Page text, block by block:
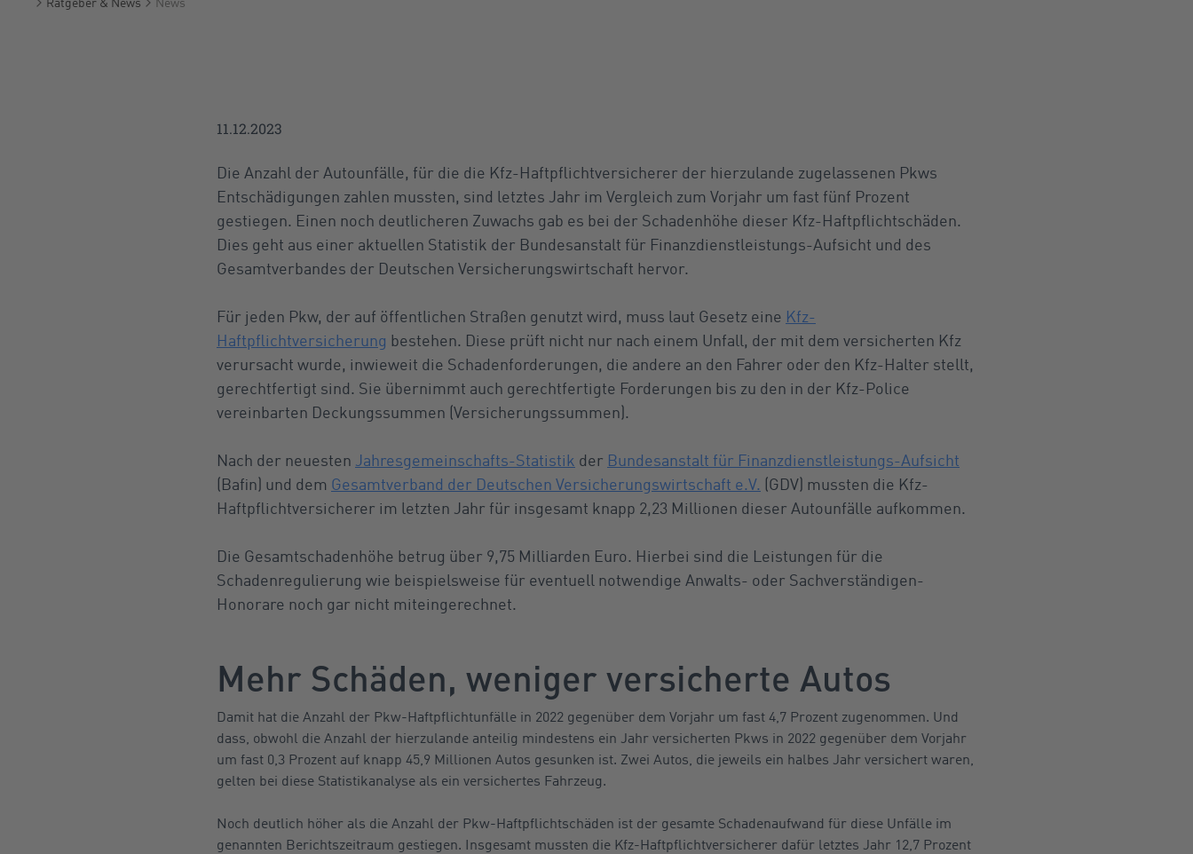
11.12.2023
Die Anzahl der Autounfälle, für die die Kfz-Haftpflichtversicherer der hierzulande zugelassenen Pkws
Entschädigungen zahlen mussten, sind letztes Jahr im Vergleich zum Vorjahr um fast fünf Prozent
gestiegen. Einen noch deutlicheren Zuwachs gab es bei der Schadenhöhe dieser Kfz-Haftpflichtschäden.
Dies geht aus einer aktuellen Statistik der Bundesanstalt für Finanzdienstleistungs-Aufsicht und des
Gesamtverbandes der Deutschen Versicherungswirtschaft hervor.
Für jeden Pkw, der auf öffentlichen Straßen genutzt wird, muss laut Gesetz eine Kfz-
Haftpflichtversicherung bestehen. Diese prüft nicht nur nach einem Unfall, der mit dem versicherten Kfz
verursacht wurde, inwieweit die Schadenforderungen, die andere an den Fahrer oder den Kfz-Halter stellt,
gerechtfertigt sind. Sie übernimmt auch gerechtfertigte Forderungen bis zu den in der Kfz-Police
vereinbarten Deckungssummen (Versicherungssummen).
Nach der neuesten Jahresgemeinschafts-Statistik der Bundesanstalt für Finanzdienstleistungs-Aufsicht
(Bafin) und dem Gesamtverband der Deutschen Versicherungswirtschaft e.V. (GDV) mussten die Kfz-
Haftpflichtversicherer im letzten Jahr für insgesamt knapp 2,23 Millionen dieser Autounfälle aufkommen.
Die Gesamtschadenhöhe betrug über 9,75 Milliarden Euro. Hierbei sind die Leistungen für die
Schadenregulierung wie beispielsweise für eventuell notwendige Anwalts- oder Sachverständigen-
Honorare noch gar nicht miteingerechnet.
Mehr Schäden, weniger versicherte Autos
Damit hat die Anzahl der Pkw-Haftpflichtunfälle in 2022 gegenüber dem Vorjahr um fast 4,7 Prozent zugenommen. Und
dass, obwohl die Anzahl der hierzulande anteilig mindestens ein Jahr versicherten Pkws in 2022 gegenüber dem Vorjahr
um fast 0,3 Prozent auf knapp 45,9 Millionen Autos gesunken ist. Zwei Autos, die jeweils ein halbes Jahr versichert waren,
gelten bei diese Statistikanalyse als ein versichertes Fahrzeug.
Noch deutlich höher als die Anzahl der Pkw-Haftpflichtschäden ist der gesamte Schadenaufwand für diese Unfälle im
genannten Berichtszeitraum gestiegen. Insgesamt mussten die Kfz-Haftpflichtversicherer dafür letztes Jahr 12,7 Prozent